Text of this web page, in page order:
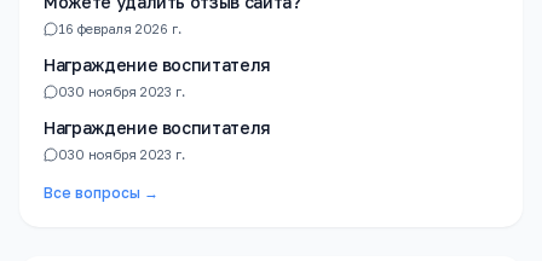
1 6 февраля 2026 г.
Награждение воспитателя
030 ноября 2023 г.
Награждение воспитателя
030 ноября 2023 г.
Все вопросы →